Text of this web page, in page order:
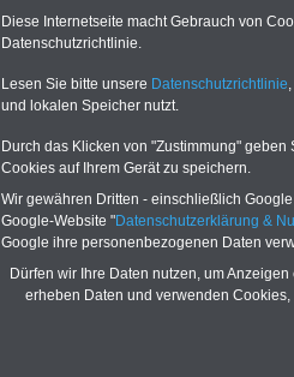
Diese Internetseite macht Gebrauch von
Datenschutzrichtlinie.
Lesen Sie bitte unsere Datenschutzrichtlinie
und lokalen Speicher nutzt.
Durch das Klicken von "Zustimmung"
Cookies auf Ihrem Gerät zu speichern.
Wir gewähren Dritten - einschließlich
Google-Website "Datenschutzerklärung &
Google ihre personenbezogenen Daten
Dürfen wir Ihre Daten nutzen, um
erheben Daten und verwenden